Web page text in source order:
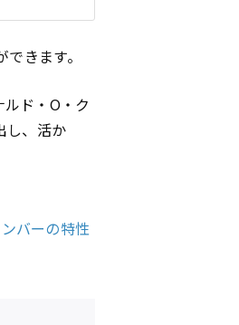
きます。
ド・O・ク
し、活か
バーの特性